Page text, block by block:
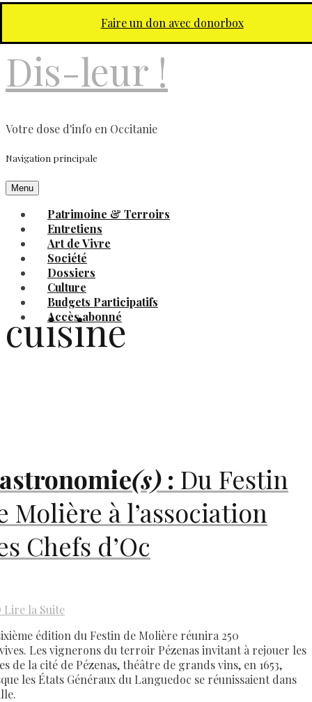
Dis-leur !
Votre dose d'info en Occitanie
Navigation principale
Menu
Patrimoine & Terroirs
Entretiens
Art de Vivre
Société
Dossiers
Culture
Budgets Participatifs
Accès abonné
cuisine
Faire un don avec donorbox
(s) : Du Festin
Molière à l’association
Chefs d’Oc
Lire la Suite
édition du Festin de Molière réunira 250
Les vignerons du terroir Pézenas invitant à rejouer les
de la cité de Pézenas, théâtre de grands vins, en 1653,
les États Généraux du Languedoc se réunissaient dans